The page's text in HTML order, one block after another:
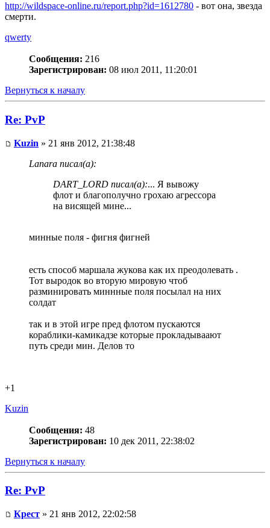
http://wildspace-online.ru/report.php?id=1612780 - вот она, звезда
смерти.
qwerty
Сообщения: 216
Зарегистрирован: 08 июл 2011, 11:20:01
Вернуться к началу
Re: PvP
Kuzin » 21 янв 2012, 21:38:48
Lanara писал(а):
DART_LORD писал(а):... Я вывожу
флот и благополучно грохаю агрессора
на висящей мине...
минные поля - фигня фигней
есть способ маршала жукова как их преодолевать .
Тот выродок во вторую мировую чтоб
разминировать миннные поля посылал на них
солдат
так и в этой игре пред флотом пускаются
кораблики-камикадзе которые прокладываают
путь среди мин. Делов то
+1
Kuzin
Сообщения: 48
Зарегистрирован: 10 дек 2011, 22:38:02
Вернуться к началу
Re: PvP
Крест » 21 янв 2012, 22:02:58